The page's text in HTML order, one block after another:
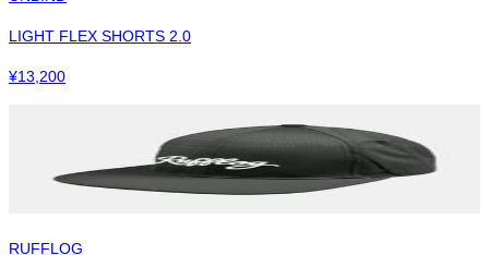
LIGHT FLEX SHORTS 2.0
¥13,200
RUFFLOG